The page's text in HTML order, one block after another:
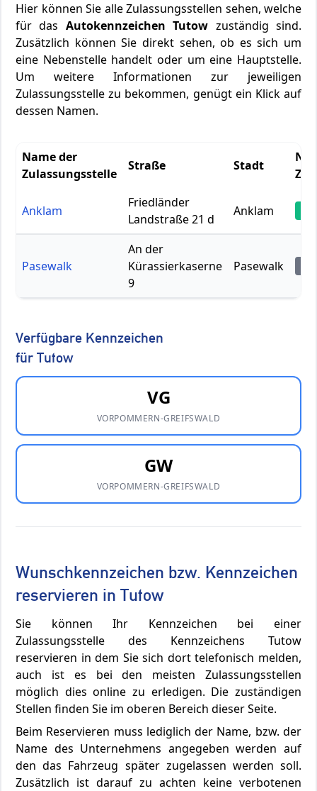
Hier können Sie alle Zulassungsstellen sehen, welche
für das Autokennzeichen Tutow zuständig sind.
Zusätzlich können Sie direkt sehen, ob es sich um
eine Nebenstelle handelt oder um eine Hauptstelle.
Um weitere Informationen zur jeweiligen
Zulassungsstelle zu bekommen, genügt ein Klick auf
dessen Namen.
Name der
Zulassungsstelle
Straße Stadt
Anklam
Friedländer
Landstraße 21 d
Anklam
Pasewalk
An der
Kürassierkaserne
9
Pasewalk
Verfügbare Kennzeichen
für Tutow
VG
VORPOMMERN-GREIFSWALD
GW
VORPOMMERN-GREIFSWALD
Wunschkennzeichen bzw. Kennzeichen
reservieren in Tutow
Sie können Ihr Kennzeichen bei einer
Zulassungsstelle des Kennzeichens Tutow
reservieren in dem Sie sich dort telefonisch melden,
auch ist es bei den meisten Zulassungsstellen
möglich dies online zu erledigen. Die zuständigen
Stellen finden Sie im oberen Bereich dieser Seite.
Beim Reservieren muss lediglich der Name, bzw. der
Name des Unternehmens angegeben werden auf
den das Fahrzeug später zugelassen werden soll.
Zusätzlich ist darauf zu achten keine verbotenen